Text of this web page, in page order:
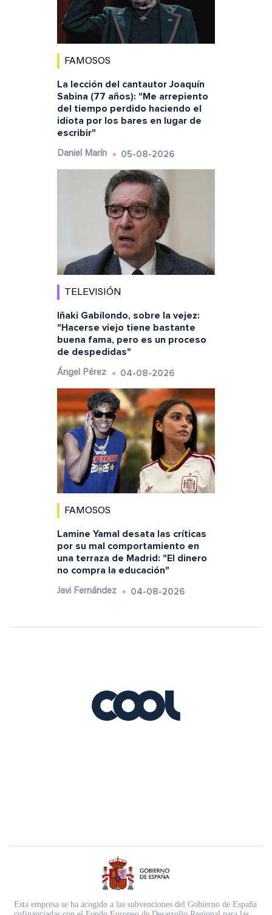
FAMOSOS
La lección del cantautor Joaquín
Sabina (77 años): "Me arrepiento
del tiempo perdido haciendo el
idiota por los bares en lugar de
escribir"
Daniel Marín 05-08-2026
TELEVISIÓN
Iñaki Gabilondo, sobre la vejez:
"Hacerse viejo tiene bastante
buena fama, pero es un proceso
de despedidas"
Ángel Pérez 04-08-2026
FAMOSOS
Lamine Yamal desata las críticas
por su mal comportamiento en
una terraza de Madrid: "El dinero
no compra la educación"
Javi Fernández 04-08-2026
Esta empresa se ha acogido a las subvenciones del Gobierno de España